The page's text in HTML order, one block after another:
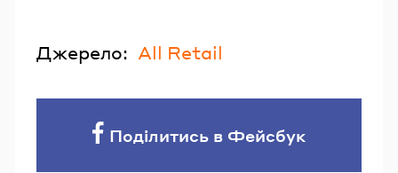
Джерело: All Retail
Поділитись в Фейсбук